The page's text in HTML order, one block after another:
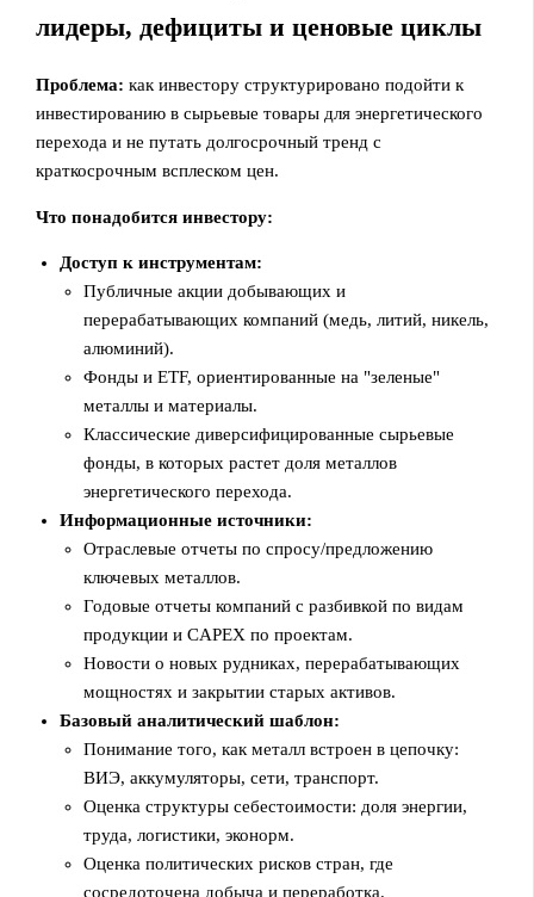
лидеры, дефициты и ценовые циклы
Проблема: как инвестору структурировано подойти к
инвестированию в сырьевые товары для энергетического
перехода и не путать долгосрочный тренд с
краткосрочным всплеском цен.
Что понадобится инвестору:
Доступ к инструментам:
Публичные акции добывающих и
перерабатывающих компаний (медь, литий, никель,
алюминий).
Фонды и ETF, ориентированные на "зеленые"
металлы и материалы.
Классические диверсифицированные сырьевые
фонды, в которых растет доля металлов
энергетического перехода.
Информационные источники:
Отраслевые отчеты по спросу/предложению
ключевых металлов.
Годовые отчеты компаний с разбивкой по видам
продукции и CAPEX по проектам.
Новости о новых рудниках, перерабатывающих
мощностях и закрытии старых активов.
Базовый аналитический шаблон:
Понимание того, как металл встроен в цепочку:
ВИЭ, аккумуляторы, сети, транспорт.
Оценка структуры себестоимости: доля энергии,
труда, логистики, эконорм.
Оценка политических рисков стран, где
сосредоточена добыча и переработка.